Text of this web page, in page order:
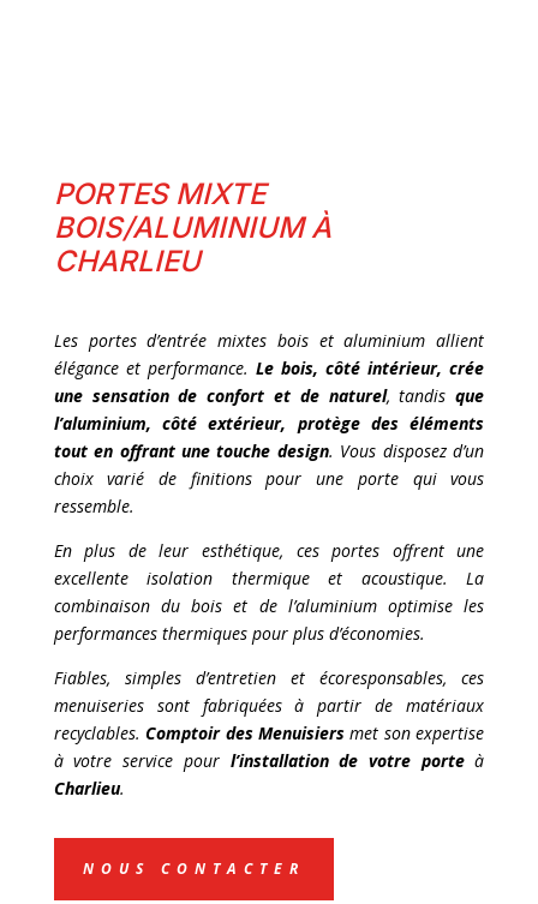
PORTES MIXTE
BOIS/ALUMINIUM À
CHARLIEU
Les portes d’entrée mixtes bois et aluminium allient
élégance et performance. Le bois, côté intérieur, crée
une sensation de confort et de naturel, tandisque
l’aluminium, côté extérieur, protège des éléments
tout en offrant une touche design. Vous disposez d’un
choix varié de finitions pour une porte qui vous
ressemble.
En plus de leur esthétique, ces portes offrent une
excellente isolation thermique et acoustique. La
combinaison du bois et de l’aluminium optimise les
performances thermiques pour plus d’économies.
Fiables, simples d’entretien et écoresponsables, ces
menuiseries sont fabriquées à partir de matériaux
recyclables.Comptoir des Menuisiers met son expertise
à votre service pour l’installation de votre porteà
Charlieu.
NOUS CONTACTER